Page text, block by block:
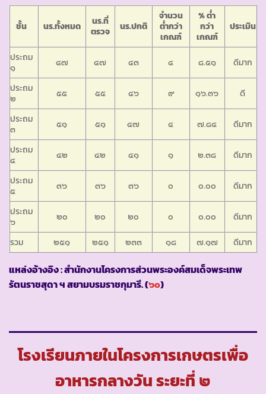
ชั้น นร.ทั้งหมด
นร.ที่
ตรวจ
นร.ปกติ
จำนวน
ต่ำกว่า
เกณฑ์
% ต่ำ
กว่า
เกณฑ์
ประเมิน
ประถม
๑
๔๗ ๔๗ ๔๓ ๔ ๘.๕๑
ดีมาก
ประถม
๒
๕๕ ๕๕ ๔๖ ๙ ๑๖.๓๖
ดี
ประถม
๓
๕๑ ๕๑ ๔๗ ๔ ๗.๘๔
ดีมาก
ประถม
๔
๔๒ ๔๒ ๔๑ ๑ ๒.๓๘
ดีมาก
ประถม
๕
๓๖ ๓๖ ๓๖ ๐ ๐.๐๐
ดีมาก
ประถม
๖
๒๐ ๒๐ ๒๐ ๐ ๐.๐๐
ดีมาก
รวม
๒๕๑ ๒๕๑ ๒๓๓ ๑๘ ๗.๑๗ ดีมาก
แหล่งอ้างอิง : สำนักงานโครงการส่วนพระองค์สมเด็จพระเทพ
รัตนราชสุดา ฯ สยามบรมราชกุมารี. (๖๐)
โรงเรียนภายในโครงการเกษตรเพื่อ
อาหารกลางวัน ระยะที่ ๒